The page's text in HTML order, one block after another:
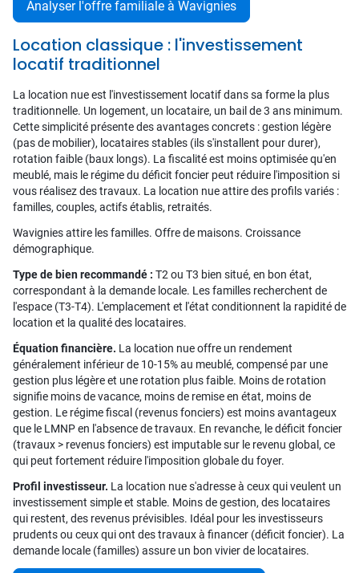
Analyser l'offre familiale à Wavignies
Location classique : l'investissement
locatif traditionnel
La location nue est l'investissement locatif dans sa forme la plus
traditionnelle. Un logement, un locataire, un bail de 3 ans minimum.
Cette simplicité présente des avantages concrets : gestion légère
(pas de mobilier), locataires stables (ils s'installent pour durer),
rotation faible (baux longs). La fiscalité est moins optimisée qu'en
meublé, mais le régime du déficit foncier peut réduire l'imposition si
vous réalisez des travaux. La location nue attire des profils variés :
familles, couples, actifs établis, retraités.
Wavignies attire les familles. Offre de maisons. Croissance
démographique.
Type de bien recommandé : T2 ou T3 bien situé, en bon état,
correspondant à la demande locale. Les familles recherchent de
l'espace (T3-T4). L'emplacement et l'état conditionnent la rapidité de
location et la qualité des locataires.
Équation financière. La location nue offre un rendement
généralement inférieur de 10-15% au meublé, compensé par une
gestion plus légère et une rotation plus faible. Moins de rotation
signifie moins de vacance, moins de remise en état, moins de
gestion. Le régime fiscal (revenus fonciers) est moins avantageux
que le LMNP en l'absence de travaux. En revanche, le déficit foncier
(travaux > revenus fonciers) est imputable sur le revenu global, ce
qui peut fortement réduire l'imposition globale du foyer.
Profil investisseur. La location nue s'adresse à ceux qui veulent un
investissement simple et stable. Moins de gestion, des locataires
qui restent, des revenus prévisibles. Idéal pour les investisseurs
prudents ou ceux qui ont des travaux à financer (déficit foncier). La
demande locale (familles) assure un bon vivier de locataires.